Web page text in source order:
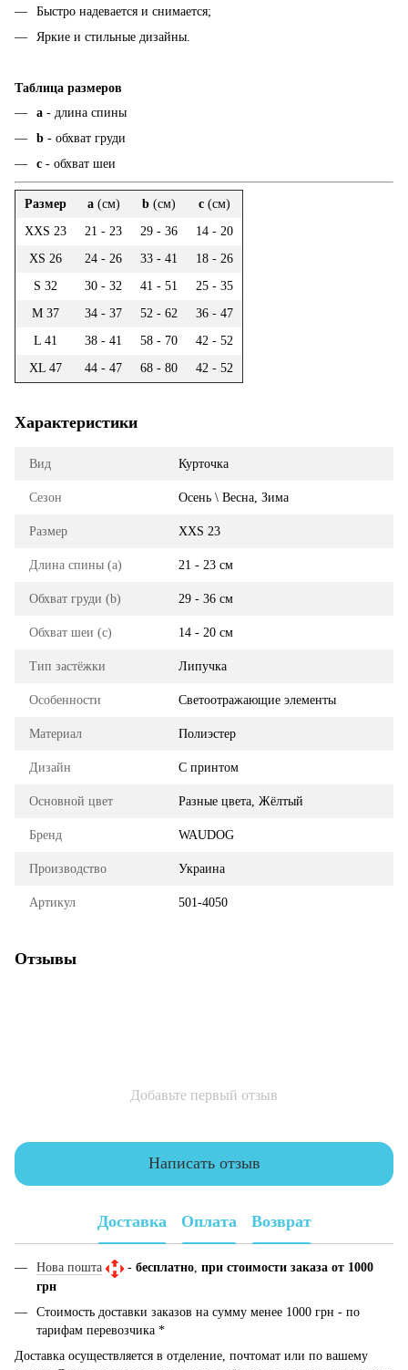
Быстро надевается и снимается;
Яркие и стильные дизайны.
Таблица размеров
а - длина спины
b - обхват груди
c - обхват шеи
Размер a(см) b (см) c (см)
XXS 23
21 - 23 29 - 36
14 - 20
XS 26
24 - 26 33 - 41
18 - 26
S 32
30 - 32 41 - 51
25 - 35
M 37
34 - 37 52 - 62
36 - 47
L 41
38 - 41 58 - 70
42 - 52
XL 47
44 - 47 68 - 80 42 - 52
Характеристики
Вид Курточка
Сезон Осень \ Весна, Зима
Размер XXS 23
Длина спины (a) 21 - 23 см
Обхват груди (b) 29 - 36 см
Обхват шеи (с) 14 - 20 см
Тип застёжки Липучка
Особенности Светоотражающие элементы
Материал Полиэстер
Дизайн С принтом
Основной цвет Разные цвета, Жёлтый
Бренд WAUDOG
Производство Украина
Артикул 501-4050
Отзывы
Добавьте первый отзыв
Написать отзыв
Доставка Оплата Возврат
Нова пошта - бесплатно при стоимости заказа от 1000
грн
Стоимость доставки заказов на сумму менее 1000 грн - по
тарифам перевозчика *
Доставка осуществляется в отделение, почтомат или по вашему